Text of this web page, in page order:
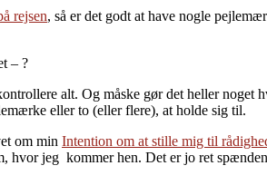
rejsen, så er det godt at have nogle
– ?
alt. Og måske gør det heller noget
eller to (eller flere), at holde sig til.
om min Intention om at stille mig til
jeg kommer hen. Det er jo ret